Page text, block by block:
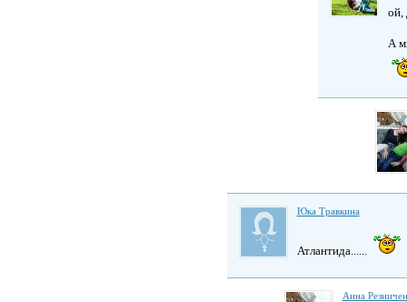
ой,
А
Юка Травкина
Атлантида......
Анна